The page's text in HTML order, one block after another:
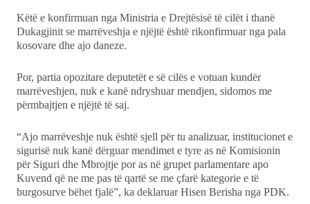
Këtë e konfirmuan nga Ministria e Drejtësisë të cilët i thanë
Dukagjinit se marrëveshja e njëjtë është rikonfirmuar nga pala
kosovare dhe ajo daneze.
Por, partia opozitare deputetët e së cilës e votuan kundër
marrëveshjen, nuk e kanë ndryshuar mendjen, sidomos me
përmbajtjen e njëjtë të saj.
“Ajo marrëveshje nuk është sjell për tu analizuar, institucionet e
sigurisë nuk kanë dërguar mendimet e tyre as në Komisionin
për Siguri dhe Mbrojtje por as në grupet parlamentare apo
Kuvend që ne me pas të qartë se me çfarë kategorie e të
burgosurve bëhet fjalë”, ka deklaruar Hisen Berisha nga PDK.